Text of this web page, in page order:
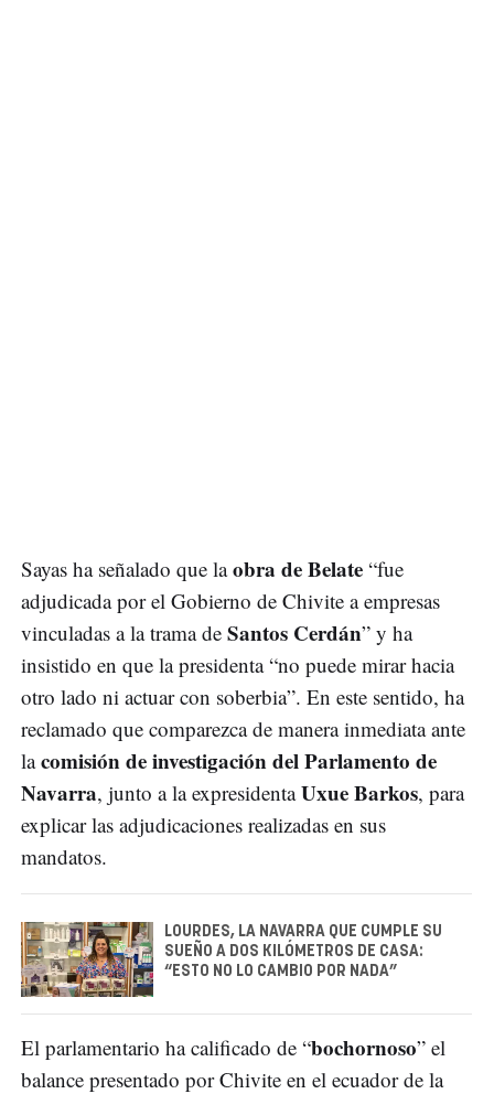
Sayas ha señalado que laobra de Belate “fue
adjudicada por el Gobierno de Chivite a empresas
vinculadas a la trama de Santos Cerdán” y ha
insistido en que la presidenta “no puede mirar hacia
otro lado ni actuar con soberbia”. En este sentido, ha
reclamado que comparezca de manera inmediata ante
lacomisión de investigación del Parlamento de
Navarra, junto a la expresidentaUxue Barkos, para
explicar las adjudicaciones realizadas en sus
mandatos.
LOURDES, LA NAVARRA QUE CUMPLE SU
SUEÑO A DOS KILÓMETROS DE CASA:
“ESTO NO LO CAMBIO POR NADA”
El parlamentario ha calificado de “bochornoso” el
balance presentado por Chivite en el ecuador de la